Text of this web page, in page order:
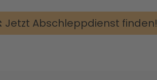
Jetzt Abschleppdienst finden!